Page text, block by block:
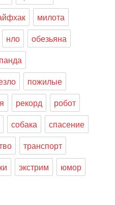
милота
нло
обезьяна
панда
пожилые
рекорд
робот
собака
спасение
транспорт
экстрим юмор